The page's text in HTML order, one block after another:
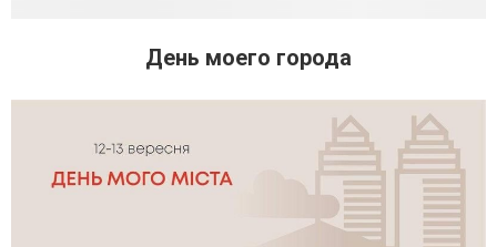
День моего города